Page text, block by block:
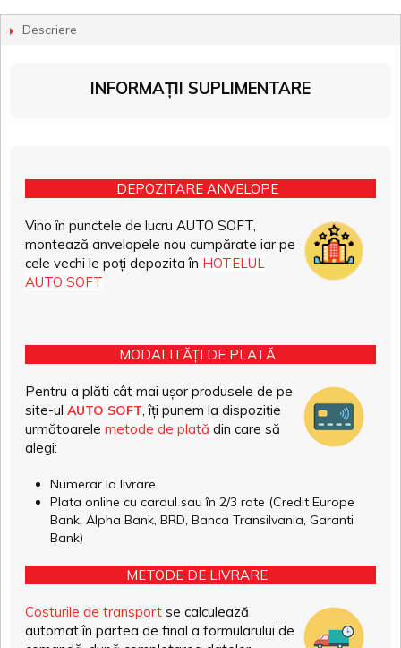
Descriere
INFORMAȚII SUPLIMENTARE
DEPOZITARE ANVELOPE
Vino în punctele de lucru AUTO SOFT,
montează anvelopele nou cumpărate iar pe
cele vechi le poți depozita în HOTELUL
AUTO SOFT
MODALITĂȚI DE PLATĂ
Pentru a plăti cât mai ușor produsele de pe
site-ul AUTO SOFT, îți punem la dispoziție
următoarele metode de plată din care să
alegi:
Numerar la livrare
Plata online cu cardul sau în 2/3 rate (Credit Europe
Bank, Alpha Bank, BRD, Banca Transilvania, Garanti
Bank)
METODE DE LIVRARE
Costurile de transport se calculează
automat în partea de final a formularului de